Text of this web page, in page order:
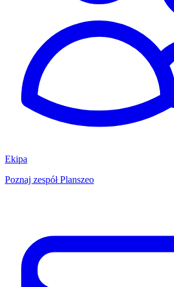
Ekipa
Poznaj zespół Planszeo